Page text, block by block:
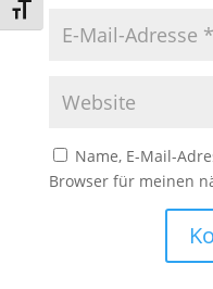
Schrift vergrößern
Name, E-Mail-
Browser für meinen